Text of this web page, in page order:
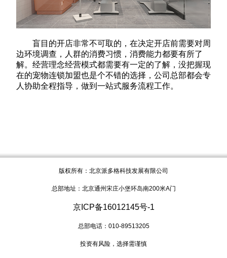
盲目的开店非常不可取的，在决定开店前需要对周
边环境调查，人群的消费习惯，消费能力都要有所了
解。经营理念经营模式都需要有一定的了解，没把握现
在的宠物连锁加盟也是个不错的选择，公司总部都会专
人协助全程指导，做到一站式服务流程工作。
版权所有：北京派多格科技发展有限公司
总部地址：北京通州宋庄小堡环岛南200米A门
京ICP备16012145号-1
总部电话：010-89513205
投资有风险，选择需谨慎